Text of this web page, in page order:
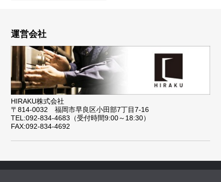
運営会社
HIRAKU株式会社
〒814-0032 福岡市早良区小田部7丁目7-16
TEL:092-834-4683（受付時間9:00～18:30）
FAX:092-834-4692